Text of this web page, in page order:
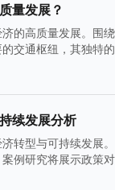
量发展？
的高质量发展。围
交通枢纽，其独特
续发展分析
转型与可持续发展
例研究将展示政策